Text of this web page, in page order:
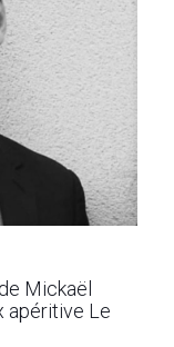
Mickaël
apéritive Le